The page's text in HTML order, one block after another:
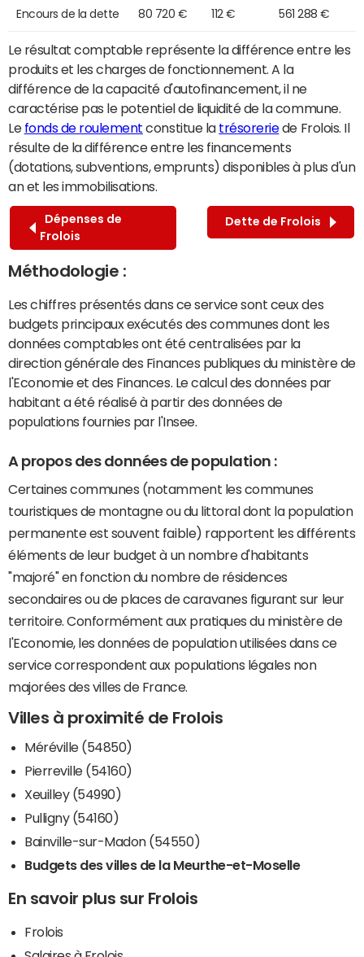
Encours de la dette 80 720 € 112 € 561 288 €
Le résultat comptable représente la différence entre les
produits et les charges de fonctionnement. A la
différence de la capacité d'autofinancement, il ne
caractérise pas le potentiel de liquidité de la commune.
Le fonds de roulement constitue la trésoreriede Frolois. Il
résulte de la différence entre les financements
(dotations, subventions, emprunts) disponibles à plus d'un
an et les immobilisations.
Dépenses de
Frolois
Dette de Frolois
Méthodologie :
Les chiffres présentés dans ce service sont ceux des
budgets principaux exécutés des communes dont les
données comptables ont été centralisées par la
direction générale des Finances publiques du ministère de
l'Economie et des Finances. Le calcul des données par
habitant a été réalisé à partir des données de
populations fournies par l'Insee.
A propos des données de population :
Certaines communes (notamment les communes
touristiques de montagne ou du littoral dont la population
permanente est souvent faible) rapportent les différents
éléments de leur budget à un nombre d'habitants
"majoré" en fonction du nombre de résidences
secondaires ou de places de caravanes figurant sur leur
territoire. Conformément aux pratiques du ministère de
l'Economie, les données de population utilisées dans ce
service correspondent aux populations légales non
majorées des villes de France.
Villes à proximité de Frolois
Méréville (54850)
Pierreville (54160)
Xeuilley (54990)
Pulligny (54160)
Bainville-sur-Madon (54550)
Budgets des villes de la Meurthe-et-Moselle
En savoir plus sur Frolois
Frolois